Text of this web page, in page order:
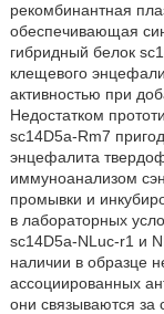
рекомбинантная
обеспечивающая
гибридный белок
клещевого
активностью при
Недостатком
sc14D5a-Rm7
энцефалита
иммуноанализом
промывки и
в лабораторных
sc14D5a-NLuc-r1 и
наличии в образце
ассоциированных
они связываются